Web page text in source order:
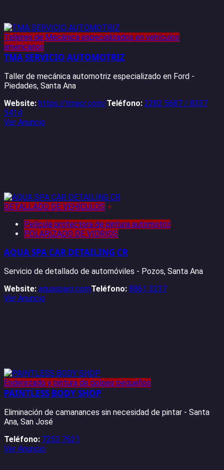
Talleres de Mecánica especializados en vehículos
americanos
TMA SERVICIO AUTOMOTRIZ
Taller de mecánica automotriz especializado en Ford -
Piedades, Santa Ana
Website: https://tmacr.com/Teléfono: 2282 5687 / 8337
5414
Ver Anuncio
DETALLADO DE VEHÍCULOS +
Película protectora de pintura automotriz
POLARIZADO DE VIDRIOS
AQUA SPA CAR DETAILING CR
Servicio de detallado de automóviles - Pozos, Santa Ana
Website: aquaspacr.comTeléfono: 8861 3237
Ver Anuncio
Enderezado y pintura de golpes pequeños
PAINTLESS BODY SHOP
Eliminación de camanances sin necesidad de pintar - Santa
Ana, San José
Teléfono: 7253 7621
Ver Anuncio